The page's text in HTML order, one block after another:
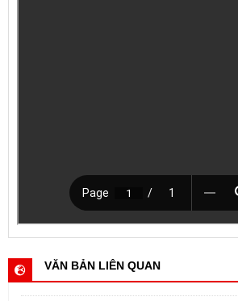
VĂN BẢN LIÊN QUAN